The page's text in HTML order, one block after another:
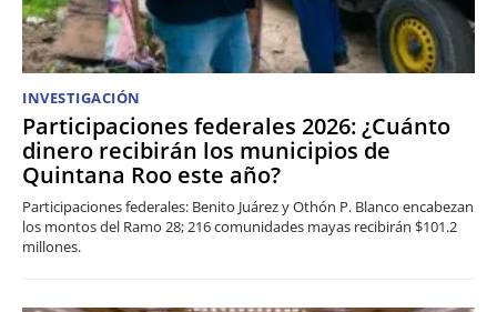
INVESTIGACIÓN
Participaciones federales 2026: ¿Cuánto
dinero recibirán los municipios de
Quintana Roo este año?
Participaciones federales: Benito Juárez y Othón P. Blanco encabezan
los montos del Ramo 28; 216 comunidades mayas recibirán $101.2
millones.